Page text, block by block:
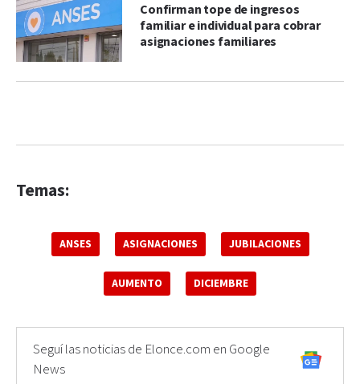
Confirman tope de ingresos
familiar e individual para cobrar
asignaciones familiares
Temas:
ANSES ASIGNACIONES JUBILACIONES
AUMENTO DICIEMBRE
Seguí las noticias de Elonce.com en Google
News